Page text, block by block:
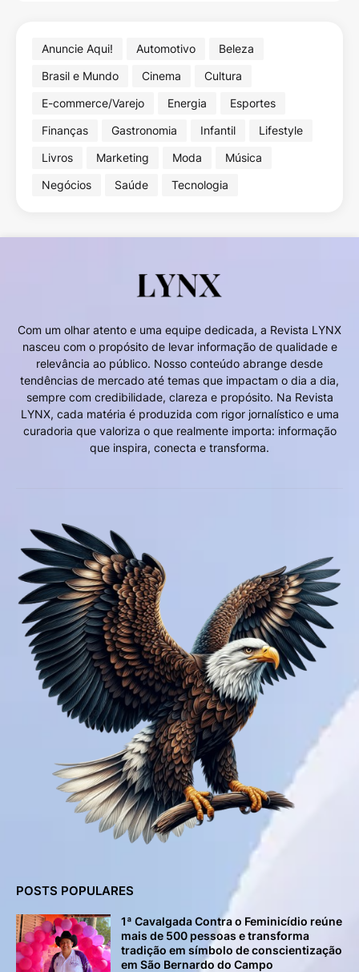
Anuncie Aqui! Automotivo
Beleza
Brasil e Mundo
Cinema
Cultura
E-commerce/Varejo
Energia
Esportes
Finanças
Gastronomia Infantil
Lifestyle
Livros
Marketing Moda
Música
Negócios
Saúde Tecnologia
Com um olhar atento e uma equipe dedicada, a Revista LYNX
nasceu com o propósito de levar informação de qualidade e
relevância ao público. Nosso conteúdo abrange desde
tendências de mercado até temas que impactam o dia a dia,
sempre com credibilidade, clareza e propósito. Na Revista
LYNX, cada matéria é produzida com rigor jornalístico e uma
curadoria que valoriza o que realmente importa: informação
que inspira, conecta e transforma.
POSTS POPULARES
1ª Cavalgada Contra o Feminicídio reúne
mais de 500 pessoas e transforma
tradição em símbolo de conscientização
em São Bernardo do Campo